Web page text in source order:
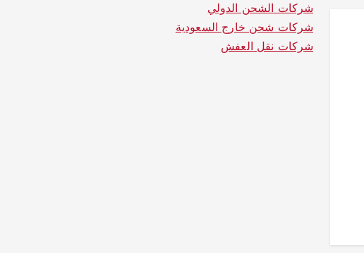
شركات الشحن الدولي
شركات شحن خارج السعودية
شركات نقل العفش